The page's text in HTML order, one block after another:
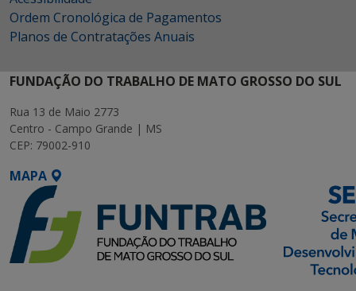
Ordem Cronológica de Pagamentos
Planos de Contratações Anuais
FUNDAÇÃO DO TRABALHO DE MATO GROSSO DO SUL
Rua 13 de Maio 2773
Centro - Campo Grande | MS
CEP: 79002-910
MAPA